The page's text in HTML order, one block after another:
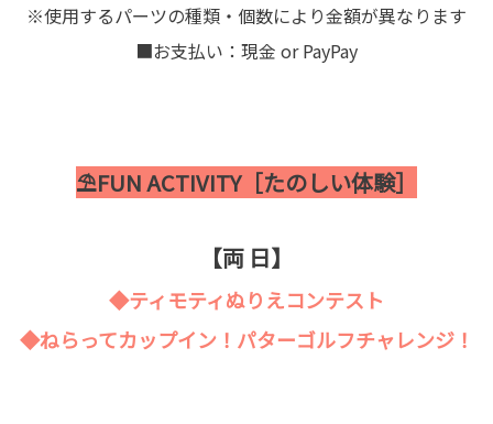
※使用するパーツの種類・個数により金額が異なります
■お支払い：現金 or PayPay
⛱️FUN ACTIVITY［たのしい体験］
【両 日】
◆ティモティぬりえコンテスト
◆ねらってカップイン！パターゴルフチャレンジ！